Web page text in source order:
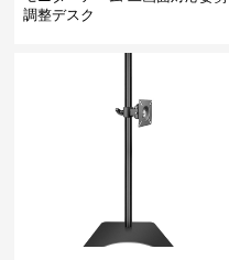
調整デスク